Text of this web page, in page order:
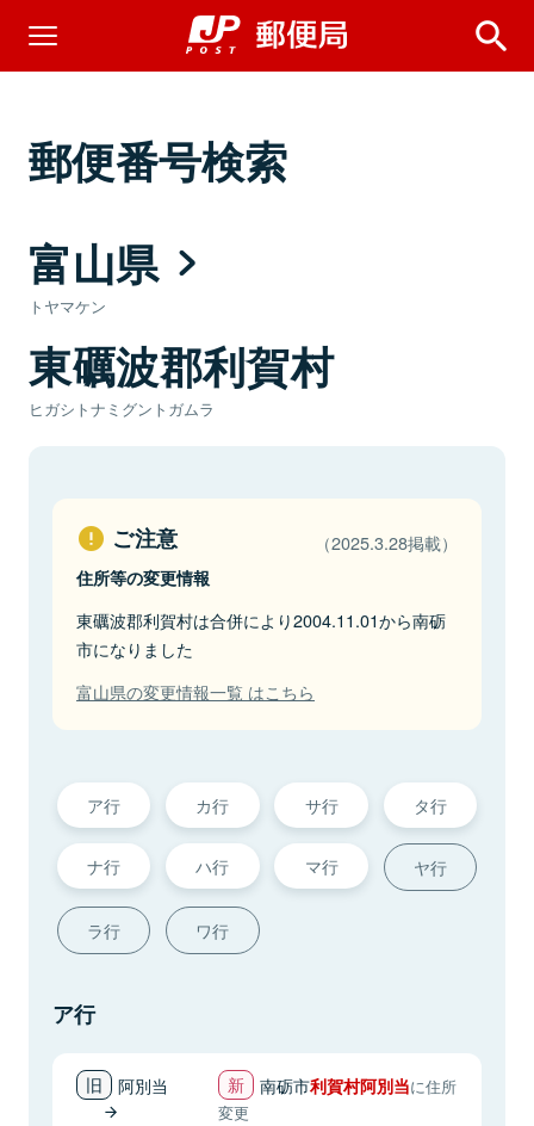
郵便番号検索
富山県
トヤマケン
東礪波郡利賀村
ヒガシトナミグントガムラ
ご注意 （2025.3.28掲載）
住所等の変更情報
東礪波郡利賀村は合併により2004.11.01から南砺
市になりました
富山県の変更情報一覧 はこちら
ア行 カ行 サ行 タ行
ナ行 ハ行 マ行 ヤ行
ラ行 ワ行
ア行
阿別当 南砺市利賀村阿別当に住所
変更